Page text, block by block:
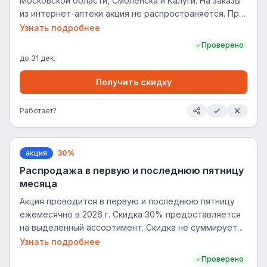
личном кабинете на сайте, в мобильном приложении
или в аптеке. Бонусы начисляются однократно, при
отмене и повторном разрешении на уведомления
бонусы не начисляются. С картой лояльности
«Аптечная семья» покупать выгодно!
из интернет-аптеки акция не распространяется. При
покупке 3х любых товаров из акционного
по наименьшей стоимости). Скидка не суммируется с
бонусов по программе лояльности «Аптечная
семья».
Узнать подробнее
Проверено
до 31 дек.
Получить скидку
Работает?
акция 30%
Распродажа в первую и последнюю пятницу
месяца
Акция проводится в первую и последнюю пятницу
ежемесячно в 2026 г. Скидка 30% предоставляется
на выделенный ассортимент. Скидка не суммируется
с другими акциями, кроме начисления и списания
Узнать подробнее
Проверено